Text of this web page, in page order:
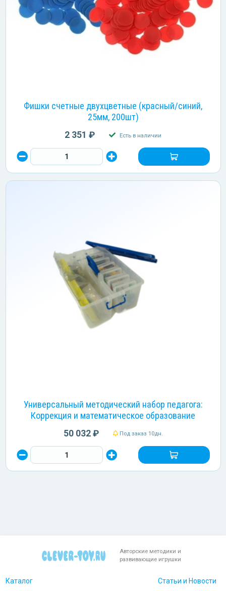
Фишки счетные двухцветные (красный/синий,
25мм, 200шт)
2 351 ₽ Есть в наличии
Универсальный методический набор педагога:
Коррекция и математическое образование
50 032 ₽ Под заказ 10дн.
Авторские методики и
развивающие игрушки
Каталог Статьи и Новости